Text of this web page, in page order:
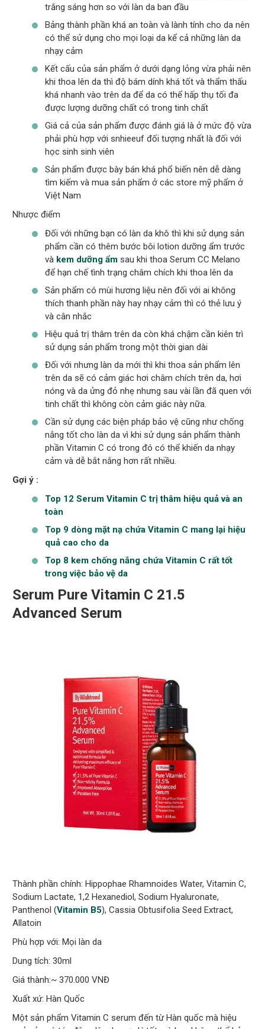
trắng sáng hơn so với làn da ban đầu
Bảng thành phần khá an toàn và lành tính cho da nên
có thể sử dụng cho mọi loại da kể cả những làn da
nhạy cảm
Kết cấu của sản phẩm ở dưới dạng lỏng vừa phải nên
khi thoa lên da thì độ bám dính khá tốt và thẩm thấu
khá nhanh vào trên da để da có thể hấp thụ tối đa
được lượng dưỡng chất có trong tinh chất
Giá cả của sản phẩm được đánh giá là ở mức độ vừa
phải phù hợp với snhieeuf đối tượng nhất là đối với
học sinh sinh viên
Sản phẩm được bày bán khá phổ biến nên dễ dàng
tìm kiếm và mua sản phẩm ở các store mỹ phẩm ở
Việt Nam
Nhược điểm
Đối với những bạn có làn da khô thì khi sử dụng sản
phẩm cần có thêm bước bôi lotion dưỡng ẩm trước
và kem dưỡng ẩm sau khi thoa Serum CC Melano
để hạn chế tình trạng châm chích khi thoa lên da
Sản phẩm có mùi hương liệu nên đối với ai không
thích thanh phần này hay nhạy cảm thì có thẻ lưu ý
và cân nhắc
Hiệu quả trị thâm trên da còn khá chậm cần kiên trì
sử dụng sản phẩm trong một thời gian dài
Đối với nhưng làn da mới thì khi thoa sản phẩm lên
trên da sẽ có cảm giác hơi châm chích trên da, hơi
nóng và da ửng đỏ nhẹ nhưng sau vài lần đã quen với
tinh chất thì không còn cảm giác này nữa.
Cần sử dụng các biện pháp bảo vệ cũng như chống
nắng tốt cho làn da vì khi sử dụng sản phẩm thành
phần Vitamin C có trong đó có thể khiến da nhạy
cảm và dễ bắt nắng hơn rất nhiều.
Gợi ý :
Top 12 Serum Vitamin C trị thâm hiệu quả và an
toàn
Top 9 dòng mặt nạ chứa Vitamin C mang lại hiệu
quả cao cho da
Top 8 kem chống nắng chứa Vitamin C rất tốt
trong việc bảo vệ da
Serum Pure Vitamin C 21.5
Advanced Serum
Thành phần chính: Hippophae Rhamnoides Water, Vitamin C,
Sodium Lactate, 1,2 Hexanediol, Sodium Hyaluronate,
Panthenol (Vitamin B5), Cassia Obtusifolia Seed Extract,
Allatoin
Phù hợp với: Mọi làn da
Dung tích: 30ml
Giá thành:~ 370.000 VNĐ
Xuất xứ: Hàn Quốc
Một sản phẩm Vitamin C serum đến từ Hàn quốc mà hiệu